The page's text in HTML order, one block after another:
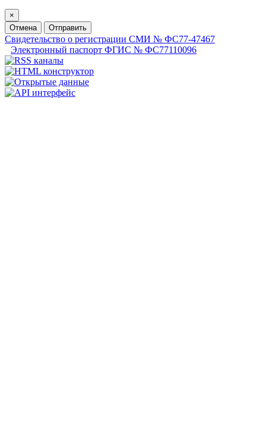
×
Отмена
Отправить
Свидетельство о регистрации СМИ № ФС77-47467
Электронный паспорт ФГИС № ФС77110096